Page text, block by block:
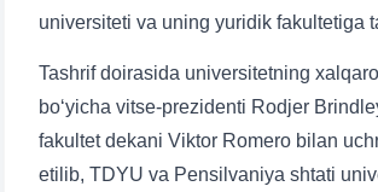
universiteti va uning yuridik fakultetiga
Tashrif doirasida universitetning
boʻyicha vitse-prezidenti Rodjer
fakultet dekani Viktor Romero bilan
etilib, TDYU va Pensilvaniya shtati